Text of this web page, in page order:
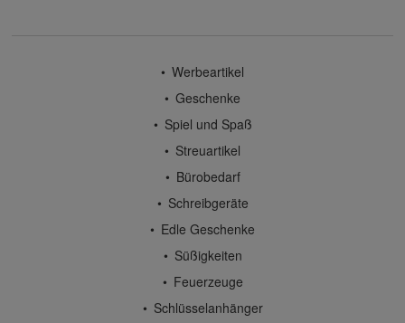
Werbeartikel
Geschenke
Spiel und Spaß
Streuartikel
Bürobedarf
Schreibgeräte
Edle Geschenke
Süßigkeiten
Feuerzeuge
Schlüsselanhänger